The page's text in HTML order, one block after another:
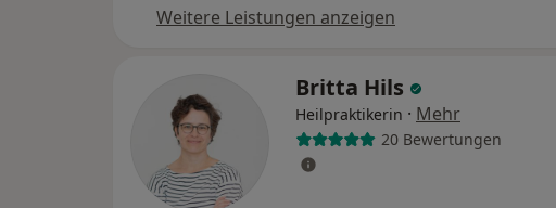
Weitere Leistungen anzeigen
Britta Hils
Heilpraktikerin · Mehr
20 Bewertungen